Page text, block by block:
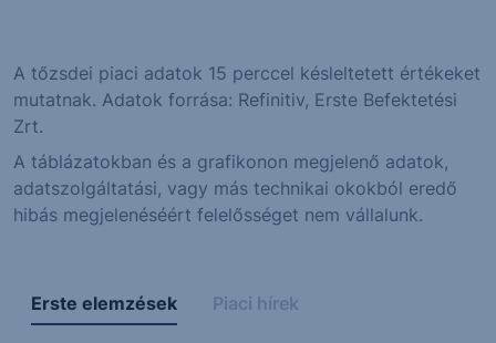
A tőzsdei piaci adatok 15 perccel késleltetett értékeket
mutatnak. Adatok forrása: Refinitiv, Erste Befektetési
Zrt.
A táblázatokban és a grafikonon megjelenő adatok,
adatszolgáltatási, vagy más technikai okokból eredő
hibás megjelenéséért felelősséget nem vállalunk.
Erste elemzések Piaci hírek